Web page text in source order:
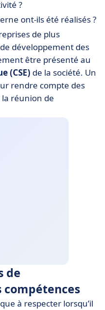
?
ont-ils été réalisés ?
de plus
développement des
être présenté au
(CSE) de la société. Un
rendre compte des
la réunion de
de
à respecter lorsqu’il